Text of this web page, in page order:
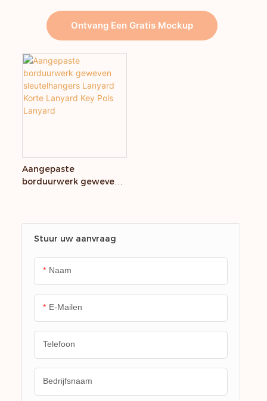
Ontvang Een Gratis Mockup
Stuur uw aanvraag
Naam
E-Mailen
Telefoon
Bedrijfsnaam
Aangepaste
borduurwerk geweven